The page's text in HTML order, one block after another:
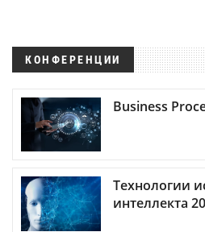
КОНФЕРЕНЦИИ
Business
Технологии
интеллекта